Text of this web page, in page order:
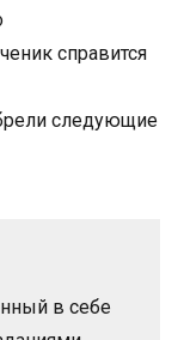
справится
следующие
в себе